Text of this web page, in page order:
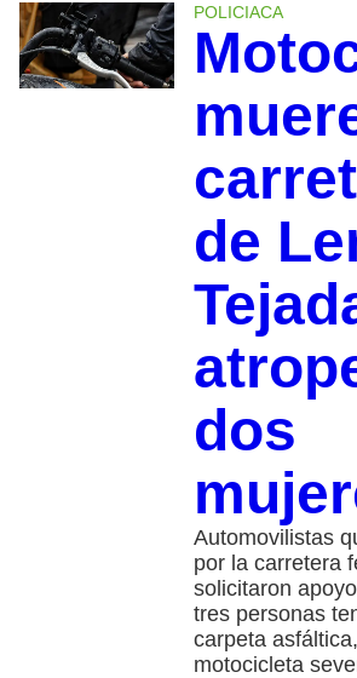
POLICIACA
de
dos
Automovilistas
por la carretera
solicitaron
tres personas
carpeta
motocicleta